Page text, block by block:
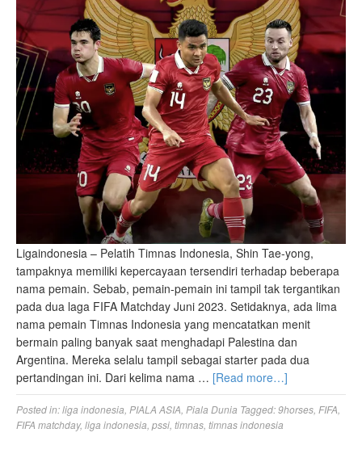
Ligaindonesia – Pelatih Timnas Indonesia, Shin Tae-yong,
tampaknya memiliki kepercayaan tersendiri terhadap beberapa
nama pemain. Sebab, pemain-pemain ini tampil tak tergantikan
pada dua laga FIFA Matchday Juni 2023. Setidaknya, ada lima
nama pemain Timnas Indonesia yang mencatatkan menit
bermain paling banyak saat menghadapi Palestina dan
Argentina. Mereka selalu tampil sebagai starter pada dua
pertandingan ini. Dari kelima nama … [Read more…]
Posted in:liga indonesia PIALA ASIA Piala Dunia Tagged:9horses FIFA
FIFA matchday, liga indonesia pssi timnas timnas indonesia